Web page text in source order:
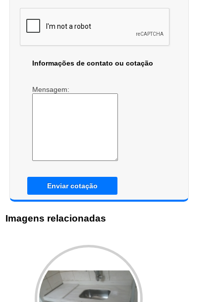
Informações de contato ou cotação
Mensagem:
Enviar cotação
Imagens relacionadas